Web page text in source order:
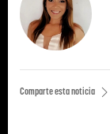
Comparte esta noticia